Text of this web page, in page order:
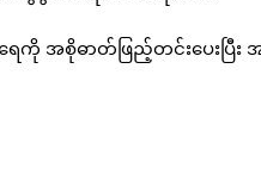
အစိုဓာတ်ဖြည့်တင်းပေးပြီး